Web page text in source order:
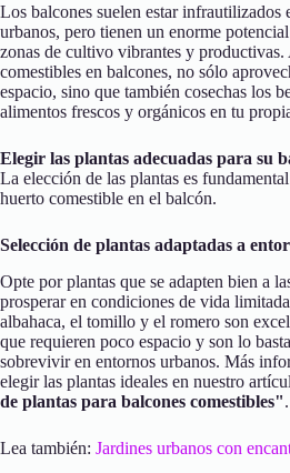
Los balcones suelen estar infrautilizados
urbanos, pero tienen un enorme
zonas de cultivo vibrantes y
comestibles en balcones, no sólo
espacio, sino que también cosechas los
alimentos frescos y orgánicos en tu
Elegir las plantas adecuadas para su
La elección de las plantas es
huerto comestible en el balcón.
Selección de plantas adaptadas a
Opte por plantas que se adapten bien a
prosperar en condiciones de vida
albahaca, el tomillo y el romero son
que requieren poco espacio y son lo
sobrevivir en entornos urbanos. Más
elegir las plantas ideales en nuestro
de plantas para balcones comestibles".
Lea también: Jardines urbanos con